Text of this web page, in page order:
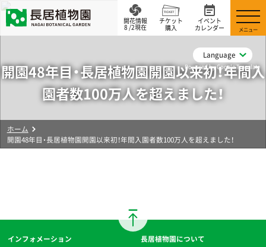
Language
Powered by Google Translate
開花情報
8 /2現在
チケット
購入
イベント
カレンダー
メニュー
開園48年目・長居植物園開園以来初！年間入
園者数100万人を超えました！
ホーム
開園48年目・長居植物園開園以来初！年間入園者数100万人を超えました！
インフォメーション
長居植物園について